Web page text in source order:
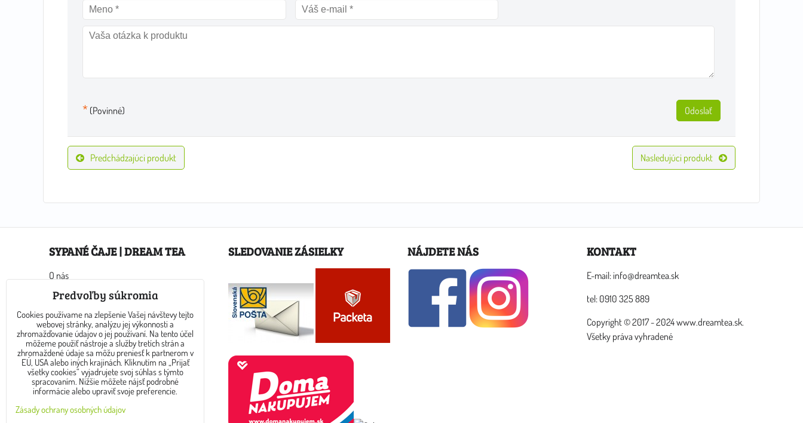
* (Povinné) Odoslať
Predchádzajúci produkt Nasledujúci produkt
SYPANÉ ČAJE | DREAM TEA
O nás
Ako nakupovať
Obchodné podmienky
Kontakty
Sypané čaje v eshope Dream Tea
Zoznam alergénov
Veľkoobchodná spolupráca
Novinky
SLEDOVANIE ZÁSIELKY NÁJDETE NÁS KONTAKT
E-mail: info@dreamtea.sk
tel: 0910 325 889
Copyright © 2017 - 2024 www.dreamtea.sk.
Všetky práva vyhradené
Predvoľby súkromia
Cookies používame na zlepšenie Vašej návštevy tejto
webovej stránky, analýzu jej výkonnosti a
zhromažďovanie údajov o jej používaní. Na tento účel
môžeme použiť nástroje a služby tretích strán a
zhromaždené údaje sa môžu preniesť k partnerom v
EÚ, USA alebo iných krajinách. Kliknutím na „Prijať
všetky cookies“ vyjadrujete svoj súhlas s týmto
spracovaním. Nižšie môžete nájsť podrobné
informácie alebo upraviť svoje preferencie.
Zásady ochrany osobných údajov